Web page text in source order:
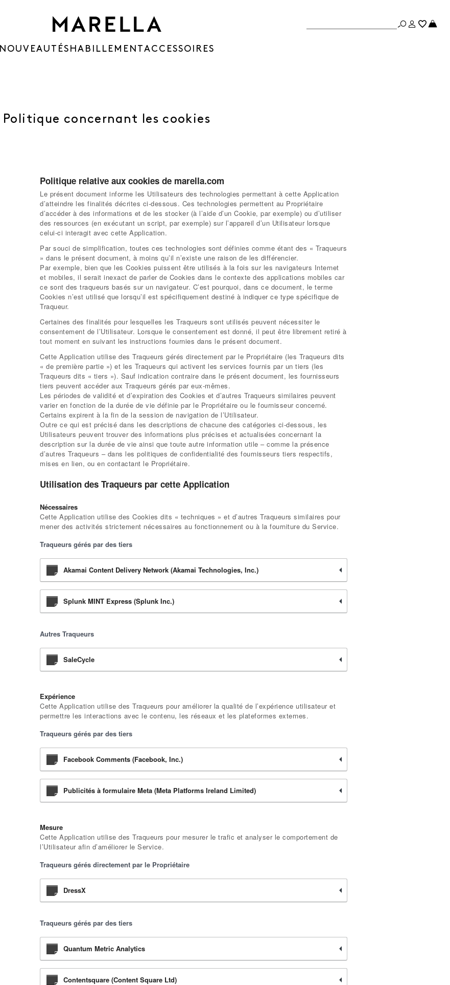
NOUVEAUTÉS HABILLEMENTACCESSOIRES
Politique concernant les cookies
Politique relative aux cookies de marella.com
Le présent document informe les Utilisateurs des technologies permettant à cette Application
d’atteindre les finalités décrites ci-dessous. Ces technologies permettent au Propriétaire
d’accéder à des informations et de les stocker (à l’aide d’un Cookie, par exemple) ou d’utiliser
des ressources (en exécutant un script, par exemple) sur l’appareil d’un Utilisateur lorsque
celui-ci interagit avec cette Application.
Par souci de simplification, toutes ces technologies sont définies comme étant des « Traqueurs
» dans le présent document, à moins qu’il n’existe une raison de les différencier.
Par exemple, bien que les Cookies puissent être utilisés à la fois sur les navigateurs Internet
et mobiles, il serait inexact de parler de Cookies dans le contexte des applications mobiles car
ce sont des traqueurs basés sur un navigateur. C’est pourquoi, dans ce document, le terme
Cookies n’est utilisé que lorsqu’il est spécifiquement destiné à indiquer ce type spécifique de
Traqueur.
Certaines des finalités pour lesquelles les Traqueurs sont utilisés peuvent nécessiter le
consentement de l’Utilisateur. Lorsque le consentement est donné, il peut être librement retiré à
tout moment en suivant les instructions fournies dans le présent document.
Cette Application utilise des Traqueurs gérés directement par le Propriétaire (les Traqueurs dits
« de première partie ») et les Traqueurs qui activent les services fournis par un tiers (les
Traqueurs dits « tiers »). Sauf indication contraire dans le présent document, les fournisseurs
tiers peuvent accéder aux Traqueurs gérés par eux-mêmes.
Les périodes de validité et d’expiration des Cookies et d’autres Traqueurs similaires peuvent
varier en fonction de la durée de vie définie par le Propriétaire ou le fournisseur concerné.
Certains expirent à la fin de la session de navigation de l’Utilisateur.
Outre ce qui est précisé dans les descriptions de chacune des catégories ci-dessous, les
Utilisateurs peuvent trouver des informations plus précises et actualisées concernant la
description sur la durée de vie ainsi que toute autre information utile – comme la présence
d’autres Traqueurs – dans les politiques de confidentialité des fournisseurs tiers respectifs,
mises en lien, ou en contactant le Propriétaire.
Utilisation des Traqueurs par cette Application
Nécessaires
Cette Application utilise des Cookies dits « techniques » et d’autres Traqueurs similaires pour
mener des activités strictement nécessaires au fonctionnement ou à la fourniture du Service.
Traqueurs gérés par des tiers
Akamai Content Delivery Network (Akamai Technologies, Inc.)
Splunk MINT Express (Splunk Inc.)
Autres Traqueurs
SaleCycle
Expérience
Cette Application utilise des Traqueurs pour améliorer la qualité de l’expérience utilisateur et
permettre les interactions avec le contenu, les réseaux et les plateformes externes.
Traqueurs gérés par des tiers
Facebook Comments (Facebook, Inc.)
Publicités à formulaire Meta (Meta Platforms Ireland Limited)
Mesure
Cette Application utilise des Traqueurs pour mesurer le trafic et analyser le comportement de
l’Utilisateur afin d’améliorer le Service.
Traqueurs gérés directement par le Propriétaire
DressX
Traqueurs gérés par des tiers
Quantum Metric Analytics
Contentsquare (Content Square Ltd)